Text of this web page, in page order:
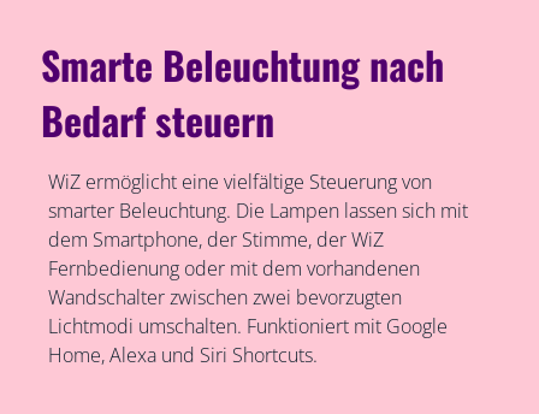
Smarte Beleuchtung nach
Bedarf steuern
WiZ ermöglicht eine vielfältige Steuerung von
smarter Beleuchtung. Die Lampen lassen sich mit
dem Smartphone, der Stimme, der WiZ
Fernbedienung oder mit dem vorhandenen
Wandschalter zwischen zwei bevorzugten
Lichtmodi umschalten. Funktioniert mit Google
Home, Alexa und Siri Shortcuts.